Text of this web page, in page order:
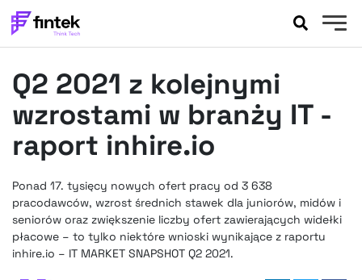
BANKOWOŚĆ
EVENTY
FELIETONY
WYWIADY
PODCASTY
FINTEK EXTRA
OKIEM EKSPERTA
Q2 2021 z kolejnymi
wzrostami w branży IT -
raport inhire.io
Ponad 17. tysięcy nowych ofert pracy od 3 638
pracodawców, wzrost średnich stawek dla juniorów, midów i
seniorów oraz zwiększenie liczby ofert zawierających widełki
płacowe – to tylko niektóre wnioski wynikające z raportu
inhire.io – IT MARKET SNAPSHOT Q2 2021.